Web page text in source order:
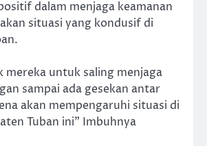
dalam menjaga keamanan
situasi yang kondusif di
mereka untuk saling menjaga
sampai ada gesekan antar
akan mempengaruhi situasi di
Tuban ini” Imbuhnya